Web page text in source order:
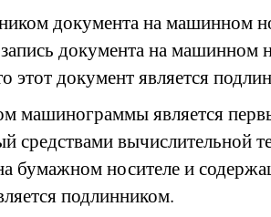
документа на машинном
документа на машинном
этот документ является
машинограммы является
средствами вычислительной
бумажном носителе и
подлинником.